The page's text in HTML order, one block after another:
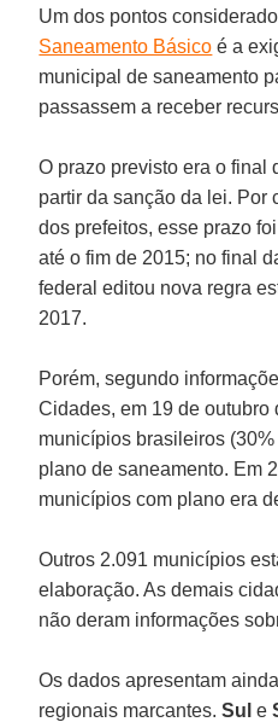
Um dos pontos
Saneamento Básico é a
municipal de saneamento
passassem a receber
O prazo previsto era o final
partir da sanção da lei. Por
dos prefeitos, esse prazo
até o fim de 2015; no final
federal editou nova regra
2017.
Porém, segundo
Cidades, em 19 de outubro
municípios brasileiros
plano de saneamento. Em
municípios com plano era
Outros 2.091 municípios
elaboração. As demais
não deram informações
Os dados apresentam
regionais marcantes.Sul e